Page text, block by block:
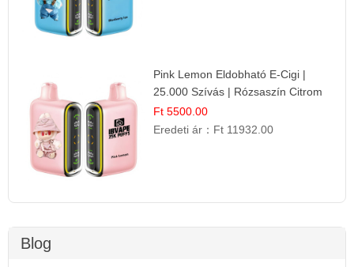
Pink Lemon Eldobható E-Cigi |
25.000 Szívás | Rózsaszín Citrom
Íz
Ft 5500.00
Eredeti ár： Ft 11932.00
Blog